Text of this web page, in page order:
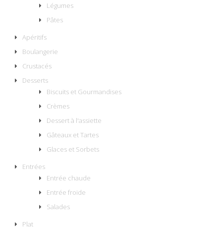
Légumes
Pâtes
Apéritifs
Boulangerie
Crustacés
Desserts
Biscuits et Gourmandises
Crèmes
Dessert à l'assiette
Gâteaux et Tartes
Glaces et Sorbets
Entrées
Entrée chaude
Entrée froide
Salades
Plat